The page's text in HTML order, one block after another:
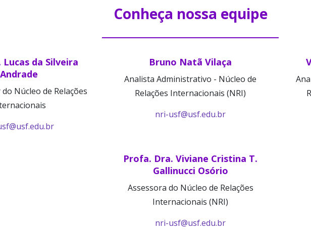
Conheça nossa equipe
da Silveira
Andrade
Núcleo de Relações
Bruno Natã Vilaça
Analista Administrativo - Núcleo de
Relações Internacionais (NRI)
nri-usf@usf.edu.br
Profa. Dra. Viviane Cristina T.
Gallinucci Osório
Assessora do Núcleo de Relações
Internacionais (NRI)
nri-usf@usf.edu.br